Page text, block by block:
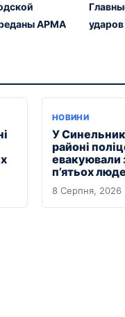
АРМА
НОВИНИ
У
районі
евакуювали
п’ятьох
8 Серпня, 2026